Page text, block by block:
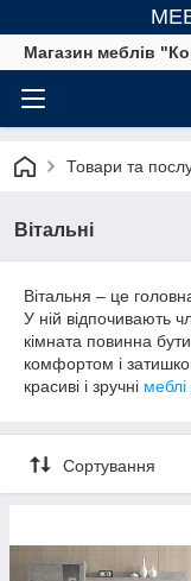
Магазин меблів
Товари та
Вітальні
Вітальня – це
У ній відпочивають
кімната повинна
комфортом і
красиві і зручні меблі
Сортування